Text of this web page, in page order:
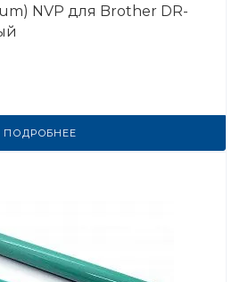
NVP для Brother DR-
ПОДРОБНЕЕ